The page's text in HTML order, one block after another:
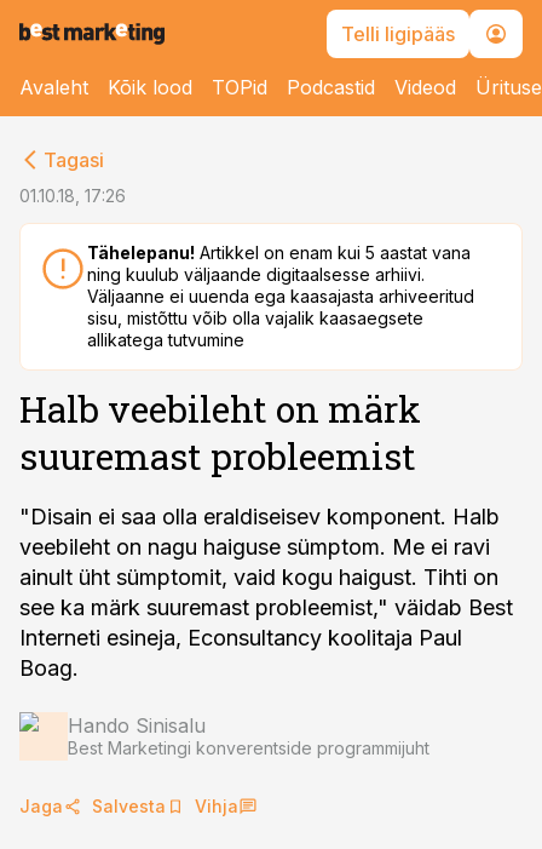
Telli ligipääs
Avaleht Kõik lood TOPid Podcastid Videod
Tagasi
01.10.18, 17:26
Tähelepanu! Artikkel on enam kui 5 aastat vana
ning kuulub väljaande digitaalsesse arhiivi.
Väljaanne ei uuenda ega kaasajasta arhiveeritud
sisu, mistõttu võib olla vajalik kaasaegsete
allikatega tutvumine
Halb veebileht on märk
suuremast probleemist
"Disain ei saa olla eraldiseisev komponent. Halb
veebileht on nagu haiguse sümptom. Me ei ravi
ainult üht sümptomit, vaid kogu haigust. Tihti on
see ka märk suuremast probleemist," väidab Best
Interneti esineja, Econsultancy koolitaja Paul
Boag.
Hando Sinisalu
Best Marketingi konverentside programmijuht
Jaga Salvesta Vihja